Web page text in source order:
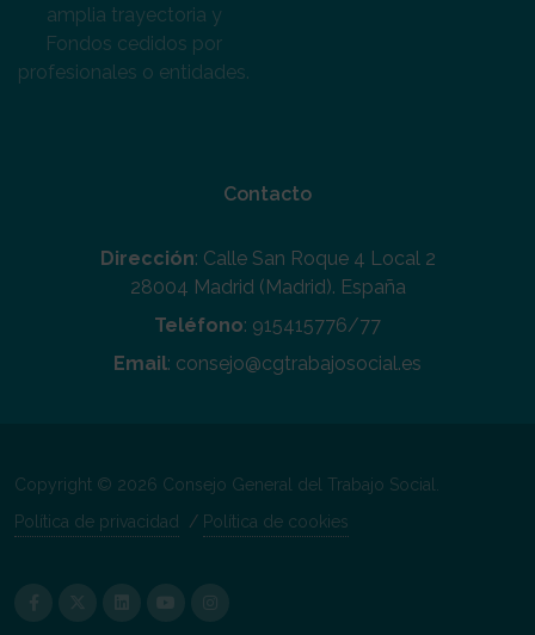
amplia trayectoria y
Fondos cedidos por
profesionales o entidades.
Contacto
Dirección: Calle San Roque 4 Local 2
28004 Madrid (Madrid). España
Teléfono: 915415776/77
Email: consejo@cgtrabajosocial.es
Copyright © 2026 Consejo General del Trabajo Social.
Política de privacidad
/ Política de cookies